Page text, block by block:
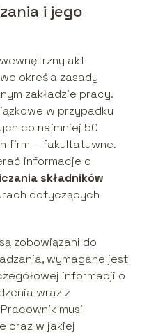
i jego
akt
określa zasady
zakładzie pracy.
w przypadku
co najmniej 50
firm – fakultatywne.
informacje o
składników
dotyczących
zobowiązani do
wymagane jest
informacji o
wraz z
musi
oraz w jakiej